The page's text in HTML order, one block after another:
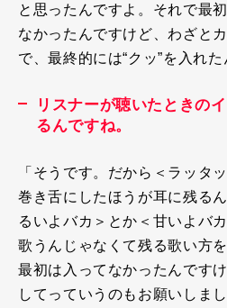
と思ったんですよ。それで最
なかったんですけど、わざと
で、最終的には“クッ”を入れた
リスナーが聴いたときの
るんですね。
「そうです。だから＜ラッタ
巻き舌にしたほうが耳に残る
るいよバカ＞とか＜甘いよバ
歌うんじゃなくて残る歌い方
最初は入ってなかったんです
してっていうのもお願いしま